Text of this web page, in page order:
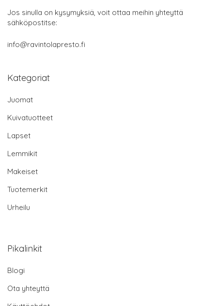
Jos sinulla on kysymyksiä, voit ottaa meihin yhteyttä
sähköpostitse:
info@ravintolapresto.fi
Kategoriat
Juomat
Kuivatuotteet
Lapset
Lemmikit
Makeiset
Tuotemerkit
Urheilu
Pikalinkit
Blogi
Ota yhteyttä